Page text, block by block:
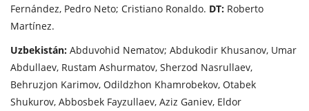
Fernández, Pedro Neto; Cristiano Ronaldo. DT: Roberto
Martínez.
Uzbekistán: Abduvohid Nematov; Abdukodir Khusanov, Umar
Abdullaev, Rustam Ashurmatov, Sherzod Nasrullaev,
Behruzjon Karimov, Odildzhon Khamrobekov, Otabek
Shukurov, Abbosbek Fayzullaev, Aziz Ganiev, Eldor